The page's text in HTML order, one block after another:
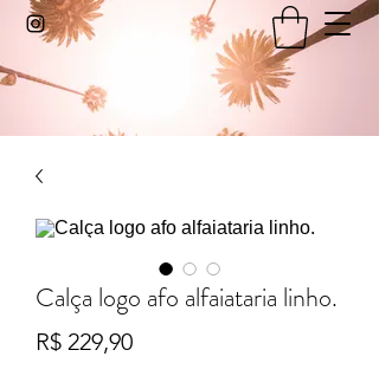
Calça logo afo alfaiataria linho.
R$ 229,90Preço